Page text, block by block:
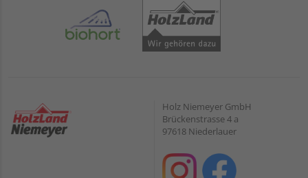
Holz Niemeyer GmbH
Brückenstrasse 4 a
97618 Niederlauer